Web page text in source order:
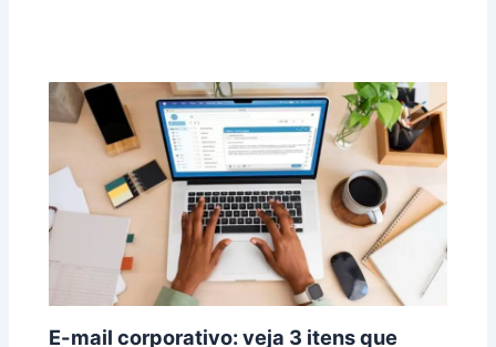
E-mail corporativo: veja 3 itens que